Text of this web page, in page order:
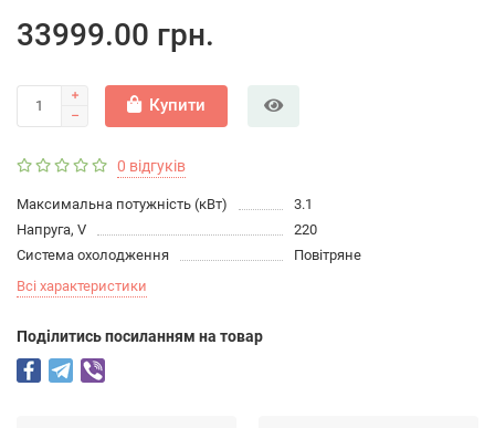
33999.00 грн.
Купити
0 відгуків
Максимальна потужність (кВт)
3.1
Напруга, V
220
Система охолодження
Повітряне
Всі характеристики
Подiлитись посиланням на товар